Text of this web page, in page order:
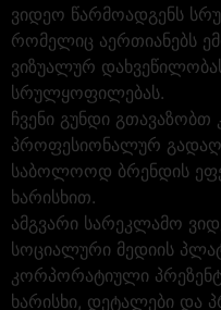
ვიდეო წარმოადგენს
რომელიც აერთიანებს
ვიზუალურ
სრულყოფილებას.
ჩვენი გუნდი
პროფესიონალურ
საბოლოოდ ბრენდის
ხარისხით.
ამგვარი სარეკლამო
სოციალური მედიის
კორპორატიული
ხარისხი, დეტალები და